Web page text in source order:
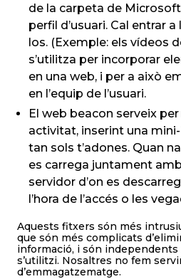
de la carpeta de
perfil d’usuari. Cal entrar
los. (Exemple: els vídeos
s’utilitza per incorporar
en una web, i per a això
en l’equip de l’usuari.
El web beacon serveix
activitat, inserint una
tan sols t’adones. Quan
es carrega juntament
servidor d’on es
l’hora de l’accés o les
Aquests fitxers són més
que són més complicats
informació, i són independents
s’utilitzi. Nosaltres no fem
d’emmagatzematge.